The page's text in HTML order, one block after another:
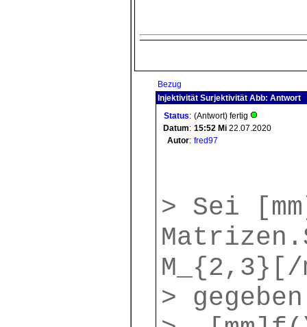
Bezug
Injektivität Surjektivität Abb: Antwort
Status: (Antwort) fertig
Datum: 15:52 Mi 22.07.2020
Autor: fred97
> Sei
M_{2,3}[/
>